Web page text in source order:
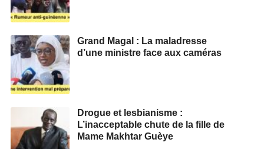
Grand Magal : La maladresse
d’une ministre face aux caméras
Drogue et lesbianisme :
L’inacceptable chute de la fille de
Mame Makhtar Guèye